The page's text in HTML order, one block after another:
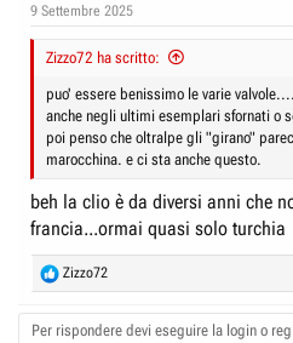
s
9 Settembre 2025
Zizzo72 ha scritto:
puo' essere benissimo le varie
anche negli ultimi esemplari sfornati o
poi penso che oltralpe gli "girano"
marocchina. e ci sta anche questo.
beh la clio è da diversi anni che
francia...ormai quasi solo turchia
R
e
a
c
Zizzo72
Per rispondere devi eseguire la login o